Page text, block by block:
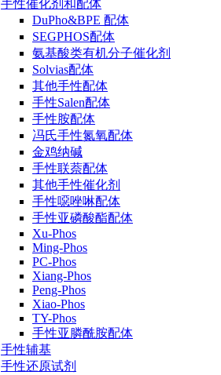
手性催化剂和配体
DuPho&BPE 配体
SEGPHOS配体
氨基酸类有机分子催化剂
Solvias配体
其他手性配体
手性Salen配体
手性胺配体
冯氏手性氮氧配体
金鸡纳碱
手性联萘配体
其他手性催化剂
手性噁唑啉配体
手性亚磷酸酯配体
Xu-Phos
Ming-Phos
PC-Phos
Xiang-Phos
Peng-Phos
Xiao-Phos
TY-Phos
手性亚膦酰胺配体
手性辅基
手性还原试剂